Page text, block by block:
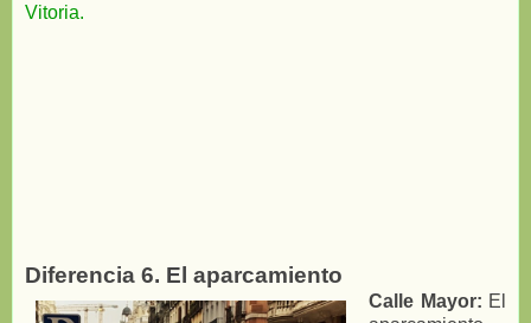
Vitoria.
Diferencia 6. El aparcamiento
Calle Mayor: El